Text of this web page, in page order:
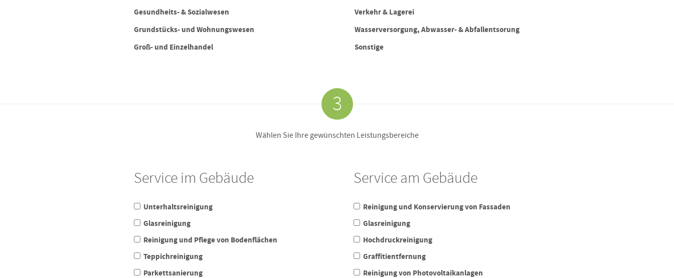
Gesundheits- & Sozialwesen
Grundstücks- und Wohnungswesen
Groß- und Einzelhandel
Verkehr & Lagerei
Wasserversorgung, Abwasser- & Abfallentsorung
Sonstige
3
Wählen Sie Ihre gewünschten Leistungsbereiche
Service im Gebäude
Unterhaltsreinigung
Glasreinigung
Reinigung und Pflege von Bodenflächen
Teppichreinigung
Parkettsanierung
Service am Gebäude
Reinigung und Konservierung von Fassaden
Glasreinigung
Hochdruckreinigung
Graffitientfernung
Reinigung von Photovoltaikanlagen